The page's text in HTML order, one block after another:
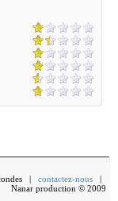
| contactez-nous |
Nanar production © 2009